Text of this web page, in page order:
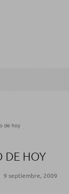
de hoy
DE HOY
9 septiembre, 2009